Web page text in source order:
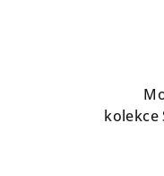
kolekce